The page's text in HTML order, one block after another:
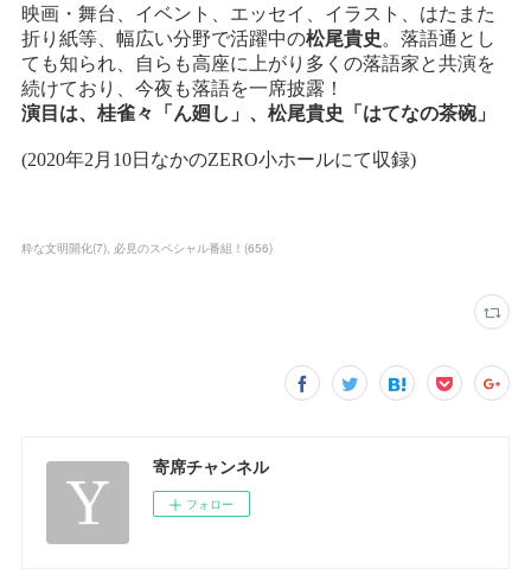
粋な文明開化(7) 必見のスペシャル番組！ (656)
寄席チャンネル
フォロー